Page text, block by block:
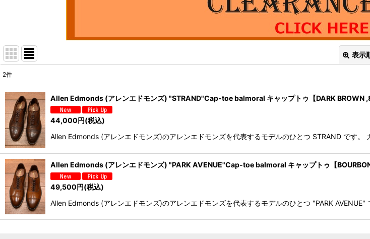
表示
並び順:
絞り込む
2件
Allen Edmonds (アレンエドモンズ) "STRAND"Cap-toe balmoral キャップトゥ【DARK BROWN
44,000円(税込)
Allen Edmonds (アレンエドモンズ)のアレンエドモンズを代表するモデルのひとつ STRAND で
Allen Edmonds (アレンエドモンズ) "PARK AVENUE"Cap-toe balmoral キャップトゥ【
49,500円(税込)
Allen Edmonds (アレンエドモンズ)のアレンエドモンズを代表するモデルのひとつ "PARK